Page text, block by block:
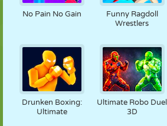
No Pain No Gain
Funny Ragdoll
Wrestlers
Drunken Boxing:
Ultimate
Ultimate Robo Duel
3D